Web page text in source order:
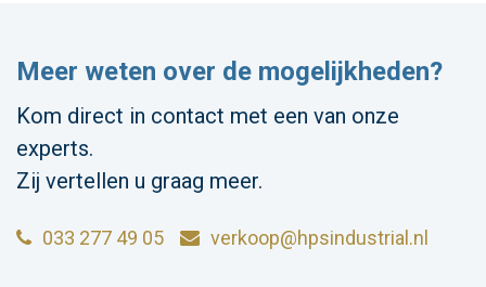
Meer weten over de mogelijkheden?
Kom direct in contact met een van onze
experts.
Zij vertellen u graag meer.
033 277 49 05 verkoop@hpsindustrial.nl